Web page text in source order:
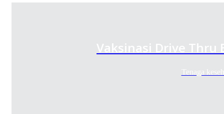
Vaksinasi Drive Thru
Tenaga